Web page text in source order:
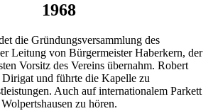
1968
die Gründungsversammlung des
Leitung von Bürgermeister Haberkern, der
Vorsitz des Vereins übernahm. Robert
und führte die Kapelle zu
Auch auf internationalem Parkett
zu hören.